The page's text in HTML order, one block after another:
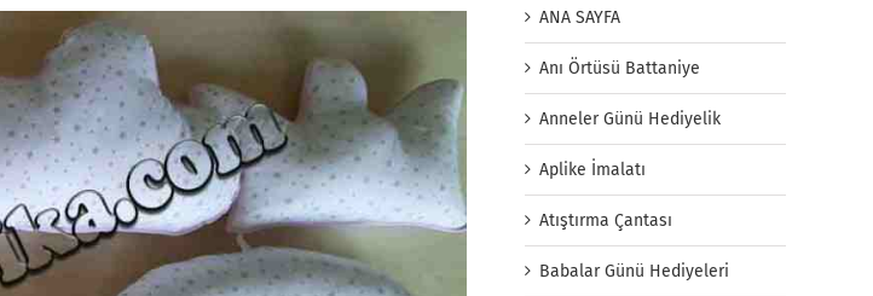
ANA SAYFA
Anı Örtüsü Battaniye
Anneler Günü Hediyelik
Aplike İmalatı
Atıştırma Çantası
Babalar Günü Hediyeleri